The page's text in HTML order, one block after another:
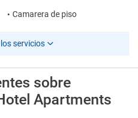
Camarera de piso
servicios
sobre
Apartments